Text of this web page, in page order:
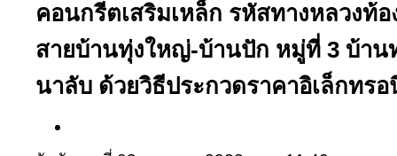
คอนกรีตเสริมเหล็ก รหัสทางหลวงท้
สายบ้านทุ่งใหญ่-บ้านปัก หมู่ที่ 3 บ้า
นาลับ ด้วยวิธีประกวดราคาอิเล็กทร